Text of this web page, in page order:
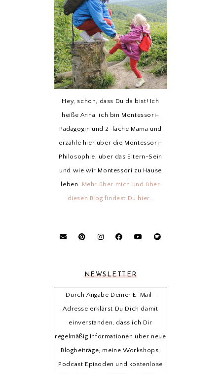
Hey, schön, dass Du da bist! Ich
heiße Anna, ich bin Montessori-
Pädagogin und 2-fache Mama und
erzähle hier über die Montessori-
Philosophie, über das Eltern-Sein
und wie wir Montessori zu Hause
leben. Mehr über mich und über
diesen Blog findest Du hier…
NEWSLETTER
Durch Angabe Deiner E-Mail-
Adresse erklärst Du Dich damit
einverstanden, dass ich Dir
regelmäßig Informationen über neue
Blogbeiträge, meine Workshops,
Podcast Episoden und kostenlose